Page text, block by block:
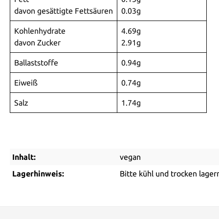
davon gesättigte Fettsäuren
0.03g
Kohlenhydrate
davon Zucker
4.69g
2.91g
Ballaststoffe 0.94g
Eiweiß 0.74g
Salz 1.74g
Inhalt:
vegan
Lagerhinweis:
Bitte kühl und trocken